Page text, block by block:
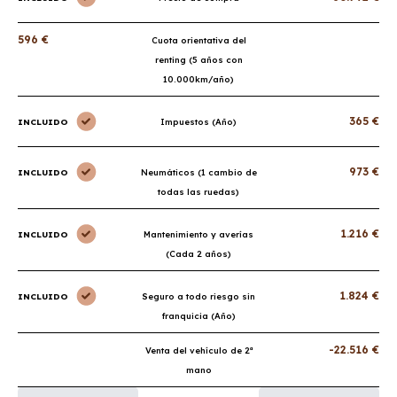
596 €
Cuota orientativa del
renting (5 años con
10.000km/año)
INCLUIDO Impuestos (Año) 365 €
INCLUIDO
Neumáticos (1 cambio de
todas las ruedas)
973 €
INCLUIDO
Mantenimiento y averías
(Cada 2 años)
1.216 €
INCLUIDO
Seguro a todo riesgo sin
franquicia (Año)
1.824 €
Venta del vehículo de 2ª
mano
-22.516 €